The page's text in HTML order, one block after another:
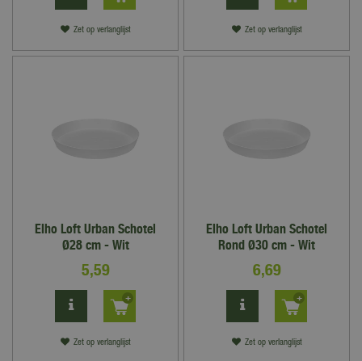
Zet op verlanglijst Zet op verlanglijst
Elho Loft Urban Schotel
Ø28 cm - Wit
5,59
Zet op verlanglijst
Elho Loft Urban Schotel
Rond Ø30 cm - Wit
6,69
Zet op verlanglijst